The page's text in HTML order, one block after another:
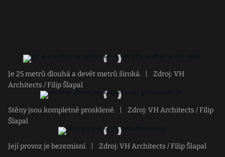
Je 25 metrů dlouhá a devět metrů široká.
Zdroj: VH
Architects / Filip Šlapal
Stěny jsou kompletně prosklené.
Zdroj: VH Architects / Filip
Šlapal
Její provoz je bezemisní. Zdroj: VH Architects / Filip Šlapal